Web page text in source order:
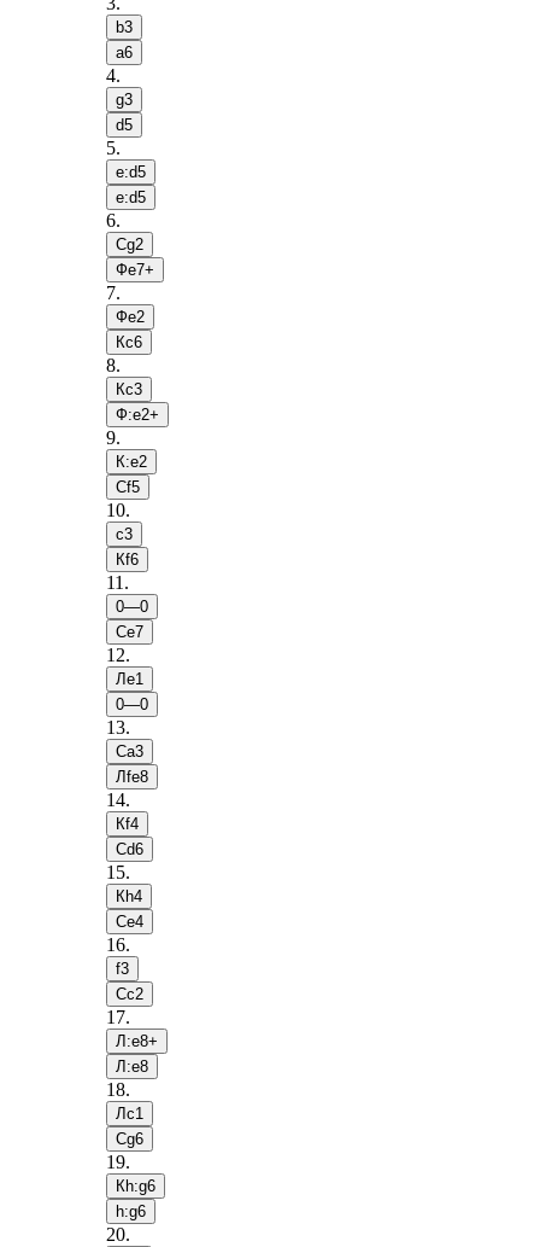
b3
a6
4.
g3
d5
5.
e:d5
e:d5
6.
Сg2
Фe7+
7.
Фe2
Кc6
8.
Кc3
Ф:e2+
9.
К:e2
Сf5
10.
c3
Кf6
11 .
0—0
Сe7
12.
Лe1
0—0
13.
Сa3
Лfe8
14.
Кf4
Сd6
15.
Кh4
Сe4
16.
f3
Сc2
17.
Л:e8+
Л:e8
18.
Лc1
Сg6
19.
Кh:g6
h:g6
20.